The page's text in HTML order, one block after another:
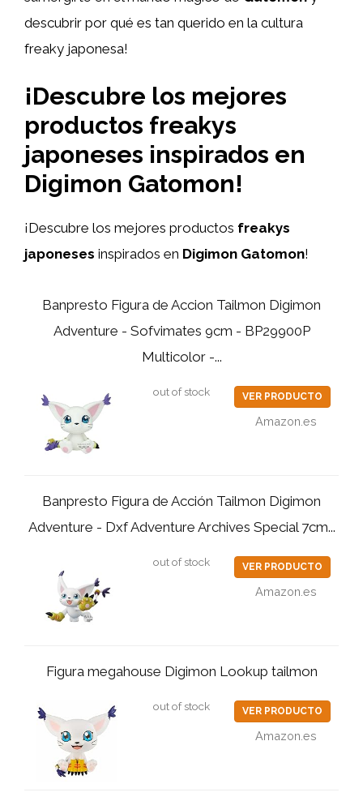
descubrir por qué es tan querido en la cultura
freaky japonesa!
¡Descubre los mejores
productos freakys
japoneses inspirados en
Digimon Gatomon!
¡Descubre los mejores productos freakys
japoneses inspirados en Digimon Gatomon!
Banpresto Figura de Accion Tailmon Digimon
Adventure - Sofvimates 9cm - BP29900P
Multicolor -...
out of stock VER PRODUCTO
Amazon.es
Banpresto Figura de Acción Tailmon Digimon
Adventure - Dxf Adventure Archives Special 7cm...
out of stock VER PRODUCTO
Amazon.es
Figura megahouse Digimon Lookup tailmon
out of stock VER PRODUCTO
Amazon.es